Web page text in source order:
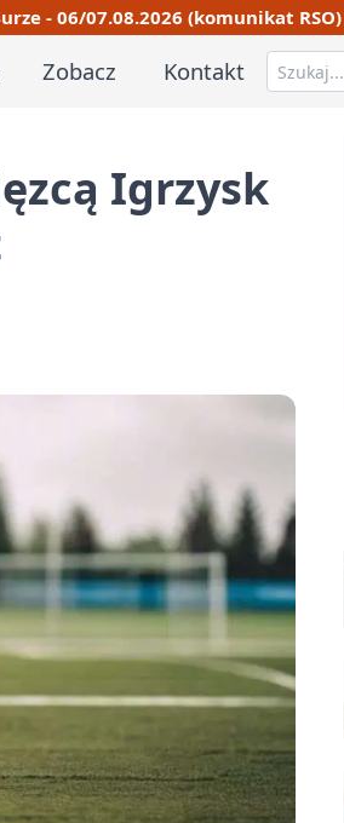
- 06/07.08.2026 (komunikat RSO)
Zobacz Kontakt
Igrzysk